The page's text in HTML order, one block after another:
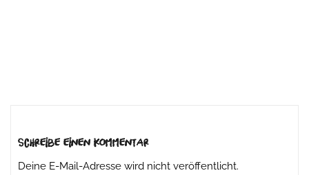
Schreibe einen Kommentar
Deine E-Mail-Adresse wird nicht veröffentlicht.